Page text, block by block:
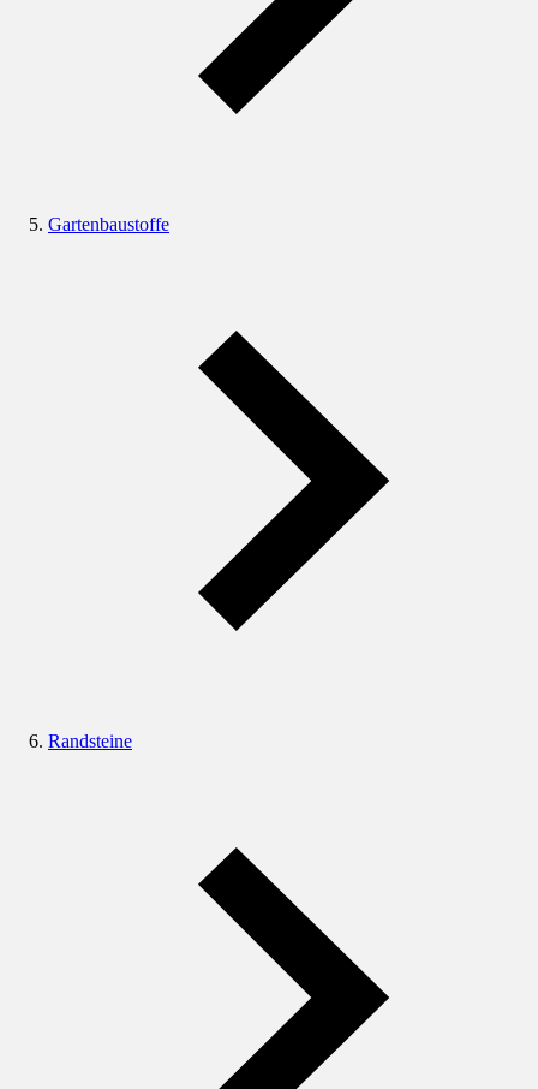
Gartenbaustoffe
Randsteine